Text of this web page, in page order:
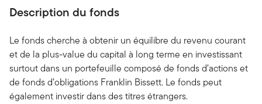
Description du fonds
Le fonds cherche à obtenir un équilibre du revenu courant
et de la plus-value du capital à long terme en investissant
surtout dans un portefeuille composé de fonds d’actions et
de fonds d’obligations Franklin Bissett. Le fonds peut
également investir dans des titres étrangers.